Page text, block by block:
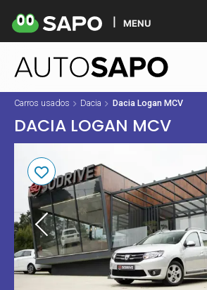
MENU
Carros usados Dacia Dacia Logan MCV
DACIA LOGAN MCV